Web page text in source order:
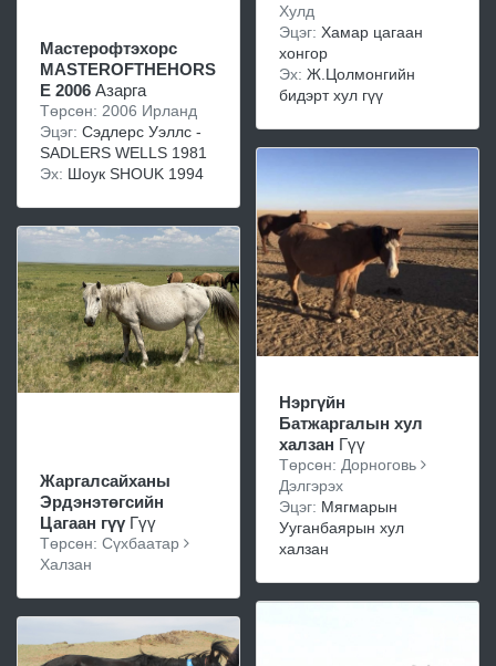
Мастерофтэхорс
MASTEROFTHEHORS
E 2006 Азарга
Төрсөн: 2006 Ирланд
Эцэг: Сэдлерс Уэллс -
SADLERS WELLS 1981
Эх: Шоук SHOUK 1994
Жаргалсайханы
Эрдэнэтөгсийн
Цагаан гүү Гүү
Төрсөн: Сүхбаатар
Халзан
Хулд
Эцэг: Хамар цагаан
хонгор
Эх: Ж.Цолмонгийн
бидэрт хул гүү
Нэргүйн
Батжаргалын хул
халзан Гүү
Төрсөн: Дорноговь
Дэлгэрэх
Эцэг: Мягмарын
Ууганбаярын хул
халзан